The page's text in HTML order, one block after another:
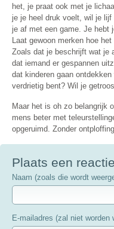
het, je praat ook met je
je je heel druk voelt, wil je
je af met een game. Je hebt
Laat gewoon merken hoe
Zoals dat je beschrijft wat je
dat iemand er gespannen
dat kinderen gaan
verdrietig bent? Wil je
Maar het is oh zo belangrijk
mens beter met
opgeruimd. Zonder
Plaats een reactie
Naam (zoals die wordt
E-mailadres (zal niet worden